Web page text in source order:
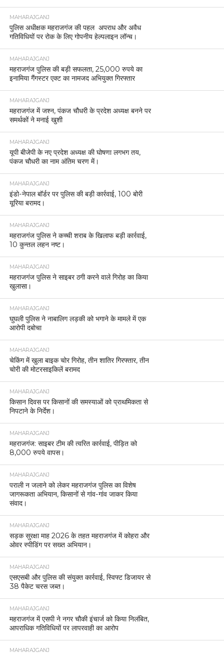
MAHARAJGANJ
पुलिस अधीक्षक महराजगंज की पहल अपराध और अवैध
गतिविधियों पर रोक के लिए गोपनीय हेल्पलाइन लॉन्च।
MAHARAJGANJ
महराजगंज पुलिस की बड़ी सफलता, 25,000 रुपये का
इनामिया गैंगस्टर एक्ट का नामजद अभियुक्त गिरफ्तार
MAHARAJGANJ
महराजगंज में जश्न, पंकज चौधरी के प्रदेश अध्यक्ष बनने पर
समर्थकों ने मनाई खुशी
MAHARAJGANJ
यूपी बीजेपी के नए प्रदेश अध्यक्ष की घोषणा लगभग तय,
पंकज चौधरी का नाम अंतिम चरण में।
MAHARAJGANJ
इंडो-नेपाल बॉर्डर पर पुलिस की बड़ी कार्रवाई, 100 बोरी
यूरिया बरामद।
MAHARAJGANJ
महराजगंज पुलिस ने कच्ची शराब के खिलाफ बड़ी कार्रवाई,
10 कुन्तल लहन नष्ट।
MAHARAJGANJ
महराजगंज पुलिस ने साइबर ठगी करने वाले गिरोह का किया
खुलासा।
MAHARAJGANJ
घुघली पुलिस ने नाबालिग लड़की को भगाने के मामले में एक
आरोपी दबोचा
MAHARAJGANJ
चेकिंग में खुला बाइक चोर गिरोह, तीन शातिर गिरफ्तार, तीन
चोरी की मोटरसाइकिलें बरामद
MAHARAJGANJ
किसान दिवस पर किसानों की समस्याओं को प्राथमिकता से
निपटाने के निर्देश।
MAHARAJGANJ
महराजगंज: साइबर टीम की त्वरित कार्रवाई, पीड़ित को
8,000 रुपये वापस।
MAHARAJGANJ
पराली न जलाने को लेकर महराजगंज पुलिस का विशेष
जागरूकता अभियान, किसानों से गांव-गांव जाकर किया
संवाद।
MAHARAJGANJ
सड़क सुरक्षा माह 2026 के तहत महराजगंज में कोहरा और
ओवर स्पीडिंग पर सख्त अभियान।
MAHARAJGANJ
एसएसबी और पुलिस की संयुक्त कार्रवाई, स्विफ्ट डिजायर से
38 पैकेट चरस जब्त।
MAHARAJGANJ
महराजगंज में एसपी ने नगर चौकी इंचार्ज को किया निलंबित,
आपराधिक गतिविधियों पर लापरवाही का आरोप
MAHARAJGANJ